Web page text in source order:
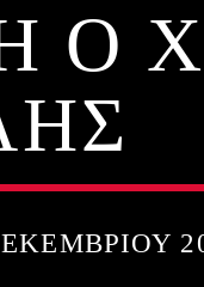
Ο